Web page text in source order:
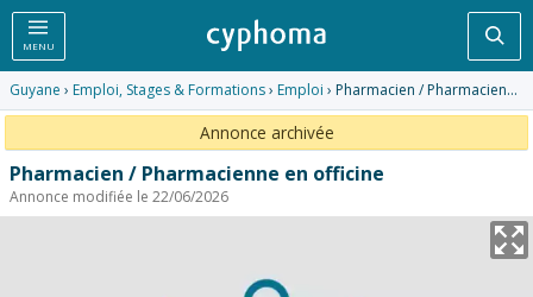
MENU
Guyane › Emploi, Stages & Formations› Emploi › Pharmacien / Pharmacienne en officine
Annonce archivée
Pharmacien / Pharmacienne en officine
Annonce modifiée le 22/06/2026